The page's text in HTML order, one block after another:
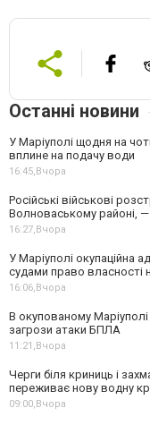
Останні новини
У Маріуполі щодня на
вплине на подачу води
16:45, Вчора
Російські військові
Волноваському районі,
16:27, Вчора
У Маріуполі окупаційна
судами право власності
16:06, Вчора
В окупованому
загрози атаки БПЛА
11:21, Вчора
Черги біля криниць і
переживає нову водну
09:00, Вчора